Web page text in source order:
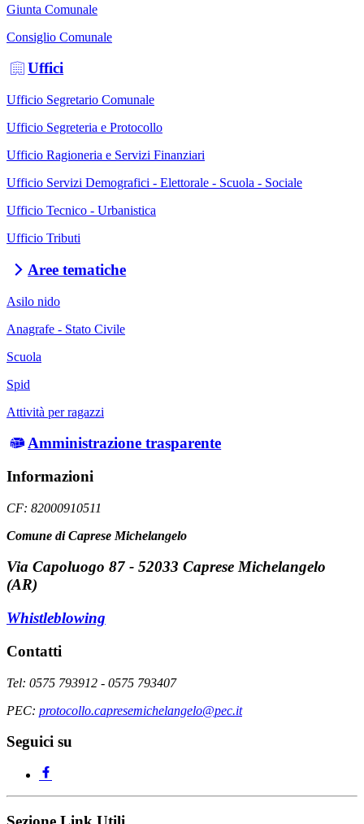
Giunta Comunale
Consiglio Comunale
Uffici
Ufficio Segretario Comunale
Ufficio Segreteria e Protocollo
Ufficio Ragioneria e Servizi Finanziari
Ufficio Servizi Demografici - Elettorale - Scuola - Sociale
Ufficio Tecnico - Urbanistica
Ufficio Tributi
Aree tematiche
Asilo nido
Anagrafe - Stato Civile
Scuola
Spid
Attività per ragazzi
Amministrazione trasparente
Informazioni
CF: 82000910511
Comune di Caprese Michelangelo
Via Capoluogo 87 - 52033 Caprese Michelangelo
(AR)
Whistleblowing
Contatti
Tel: 0575 793912 - 0575 793407
PEC: protocollo.capresemichelangelo@pec.it
Seguici su